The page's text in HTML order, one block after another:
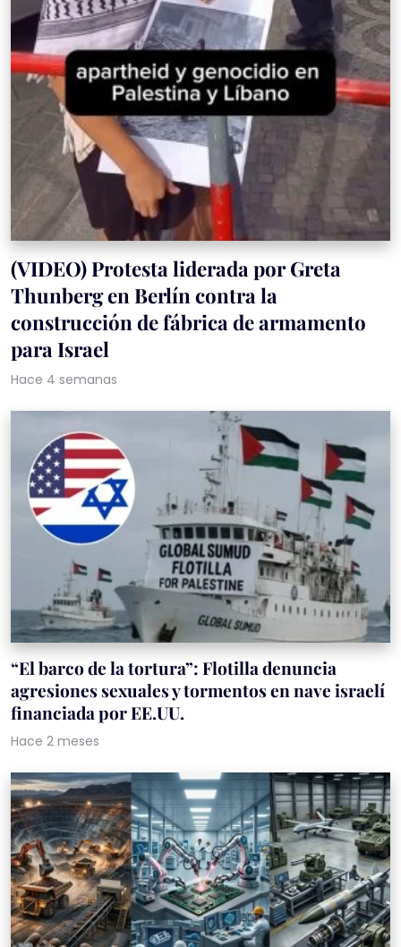
(VIDEO) Protesta liderada por Greta
Thunberg en Berlín contra la
construcción de fábrica de armamento
para Israel
Hace 4 semanas
“El barco de la tortura”: Flotilla denuncia
agresiones sexuales y tormentos en nave israelí
financiada por EE.UU.
Hace 2 meses